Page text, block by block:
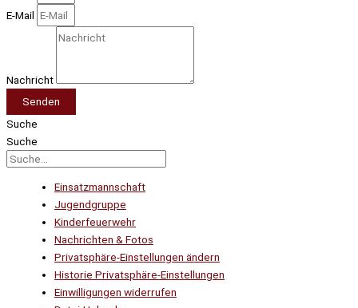
E-Mail
Nachricht
Senden
Suche
Suche
Einsatzmannschaft
Jugendgruppe
Kinderfeuerwehr
Nachrichten & Fotos
Privatsphäre-Einstellungen ändern
Historie Privatsphäre-Einstellungen
Einwilligungen widerrufen